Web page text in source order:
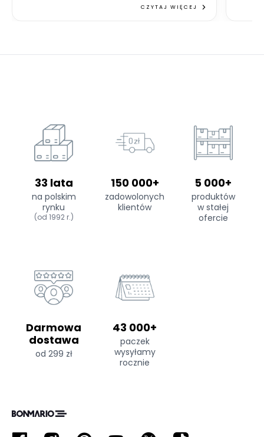
CZYTAJ WIĘCEJ
33 lata
na polskim
rynku
(od 1992 r.)
150 000+
zadowolonych
klientów
5 000+
produktów
w stałej
ofercie
Darmowa
dostawa
od 299 zł
43 000+
paczek
wysyłamy
rocznie